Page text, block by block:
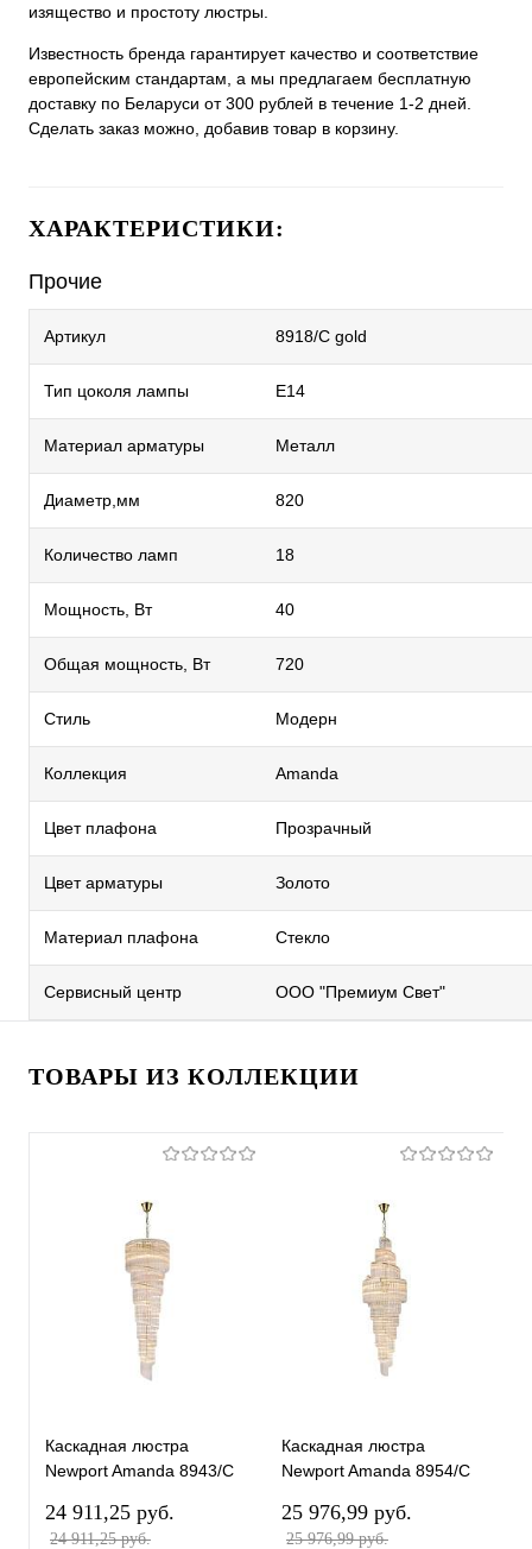
изящество и простоту люстры.
Известность бренда гарантирует качество и соответствие
европейским стандартам, а мы предлагаем бесплатную
доставку по Беларуси от 300 рублей в течение 1-2 дней.
Сделать заказ можно, добавив товар в корзину.
ХАРАКТЕРИСТИКИ:
Прочие
Артикул 8918/C gold
Тип цоколя лампы E14
Материал арматуры Металл
Диаметр,мм 820
Количество ламп 18
Мощность, Вт 40
Общая мощность, Вт 720
Стиль Модерн
Коллекция Amanda
Цвет плафона Прозрачный
Цвет арматуры Золото
Материал плафона Стекло
Сервисный центр ООО "Премиум Свет"
ТОВАРЫ ИЗ КОЛЛЕКЦИИ
Каскадная люстра
Newport Amanda 8943/C
24 911,25 pуб.
24 911,25 pуб.
Каскадная люстра
Newport Amanda 8954/C
25 976,99 pуб.
25 976,99 pуб.